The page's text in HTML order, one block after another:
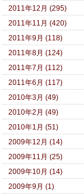
2011年12月 (295)
2011年11月 (420)
2011年9月 (118)
2011年8月 (124)
2011年7月 (112)
2011年6月 (117)
2010年3月 (49)
2010年2月 (49)
2010年1月 (51)
2009年12月 (14)
2009年11月 (25)
2009年10月 (14)
2009年9月 (1)